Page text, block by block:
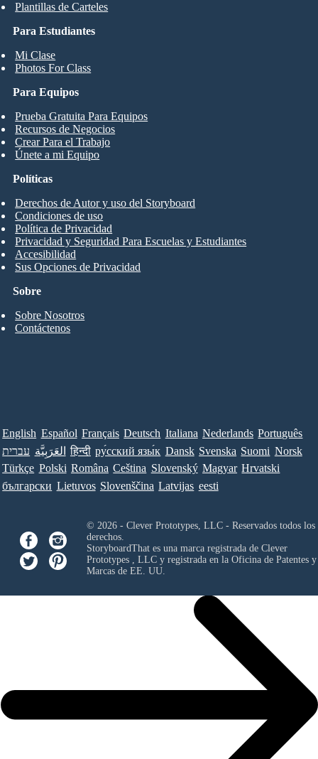
Para Estudiantes
Mi Clase
Photos For Class
Plantillas de Carteles
Para Equipos
Prueba Gratuita Para Equipos
Recursos de Negocios
Crear Para el Trabajo
Únete a mi Equipo
Sobre
Sobre Nosotros
Contáctenos
Políticas
Derechos de Autor y uso del Storyboard
Condiciones de uso
Política de Privacidad
Privacidad y Seguridad Para Escuelas y Estudiantes
Accesibilidad
Sus Opciones de Privacidad
English Español Français Deutsch Italiana Nederlands Português
עברית العَرَبِيَّة हिन्दी ру́сский язы́к Dansk Svenska Suomi Norsk
Türkçe Polski Româna Ceština Slovenský Magyar Hrvatski
български Lietuvos Slovenščina Latvijas eesti
© 2026 - Clever Prototypes, LLC - Reservados todos los
derechos.
StoryboardThat es una marca registrada de Clever
Prototypes , LLCy registrada en la Oficina de Patentes y
Marcas de EE. UU.